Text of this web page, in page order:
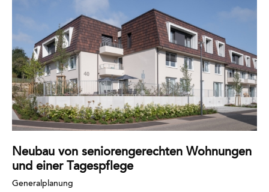
Neubau von seniorengerechten Wohnungen
und einer Tagespflege
Generalplanung